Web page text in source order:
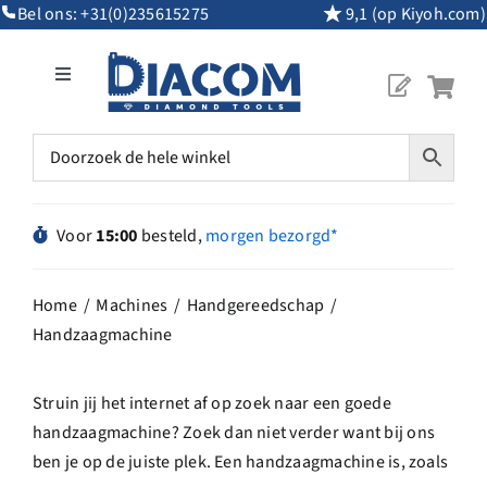
GaBel ons:+31(0)235615275 9,1 (op Kiyoh.com)
Toggle
Navigation
Mijn Account
Overig Gereedschap
Maatwerk
Voor15:00 besteld,morgen bezorgd*
Home Machines
Handgereedschap
Handzaagmachine
Struin jij het internet af op zoek naar een goede
handzaagmachine? Zoek dan niet verder want bij ons
ben je op de juiste plek. Een handzaagmachine is, zoals